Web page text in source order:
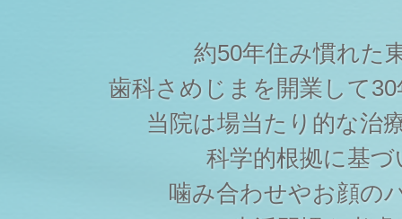
約50年住み慣れた
歯科さめじまを開業して
当院は場当たり的な治
科学的根拠に基づ
噛み合わせやお顔の